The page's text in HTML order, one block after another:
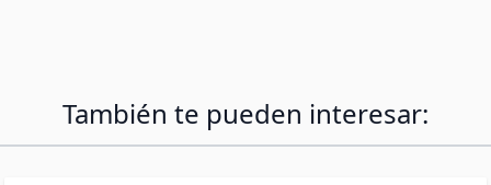
También te pueden interesar: